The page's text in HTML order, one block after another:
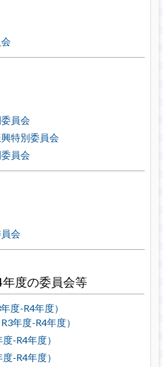
員会
特別委員会
員会
会
度の委員会等
度-R4年度）
年度-R4年度）
-R4年度）
-R4年度）